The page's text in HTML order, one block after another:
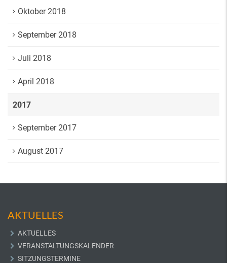
Oktober 2018
September 2018
Juli 2018
April 2018
2017
September 2017
August 2017
AKTUELLES
AKTUELLES
VERANSTALTUNGSKALENDER
SITZUNGSTERMINE